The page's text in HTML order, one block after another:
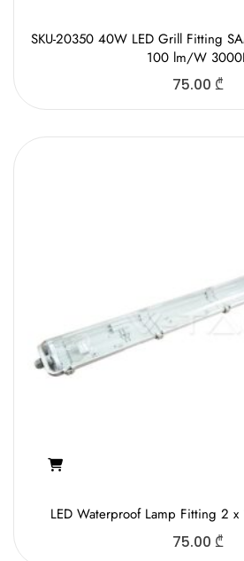
SKU-20350 40W LED Grill Fitting
100 lm/W
75.00 ₾
LED Waterproof Lamp Fitting 2
75.00 ₾